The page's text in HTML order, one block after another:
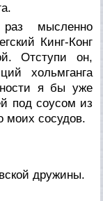
мысленно
Кинг-Конг
Отступи он,
хольмганга
я бы уже
под соусом из
моих сосудов.
дружины.